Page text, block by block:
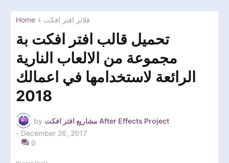
Home فلاتر افتر افكت
تحميل قالب افتر افكت بة
مجموعة من الالعاب النارية
الرائعة لاستخدامها في اعمالك
2018
by
مشاريع افتر افكت After Effects Project
- December 26, 2017
0